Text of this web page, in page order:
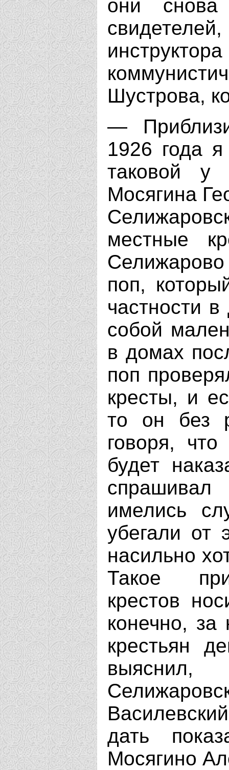
они снова
Шустрова,
—
1926 года
таковой у
Мосягина
местные
поп,
частности
собой
в домах
поп
кресты, и
то он без
говоря,
будет
имелись
убегали от
насильно
Такое
крестов
конечно,
крестьян
дать
Мосягино